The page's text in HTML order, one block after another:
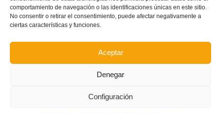
comportamiento de navegación o las identificaciones únicas en este sitio.
No consentir o retirar el consentimiento, puede afectar negativamente a
ciertas características y funciones.
Aceptar
Denegar
Configuración